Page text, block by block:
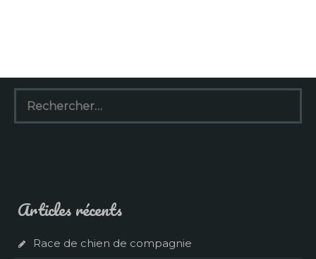
Rechercher :
Articles récents
Race de chien de compagnie